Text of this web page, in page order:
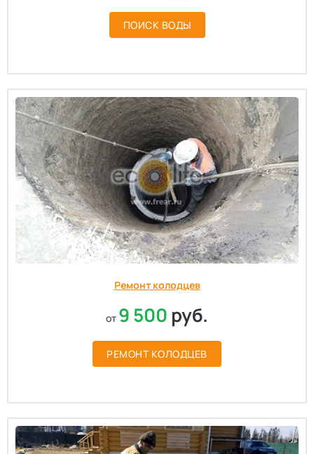
ПОИСК ВОДЫ
Ремонт колодцев
от 9 500руб.
РЕМОНТ КОЛОДЦЕВ